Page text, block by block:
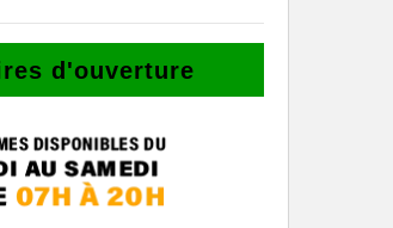
d'ouverture